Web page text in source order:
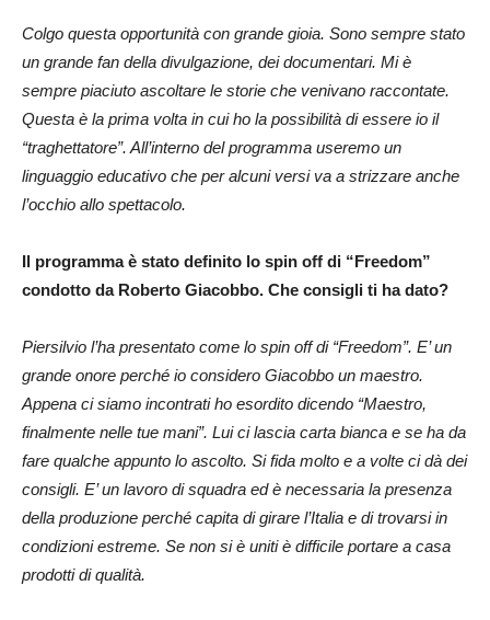
Colgo questa opportunità con grande gioia. Sono sempre stato
un grande fan della divulgazione, dei documentari. Mi è
sempre piaciuto ascoltare le storie che venivano raccontate.
Questa è la prima volta in cui ho la possibilità di essere io il
“traghettatore”. All’interno del programma useremo un
linguaggio educativo che per alcuni versi va a strizzare anche
l’occhio allo spettacolo.
Il programma è stato definito lo spin off di “Freedom”
condotto da Roberto Giacobbo. Che consigli ti ha dato?
Piersilvio l’ha presentato come lo spin off di “Freedom”. E’ un
grande onore perché io considero Giacobbo un maestro.
Appena ci siamo incontrati ho esordito dicendo “Maestro,
finalmente nelle tue mani”. Lui ci lascia carta bianca e se ha da
fare qualche appunto lo ascolto. Si fida molto e a volte ci dà dei
consigli. E’ un lavoro di squadra ed è necessaria la presenza
della produzione perché capita di girare l’Italia e di trovarsi in
condizioni estreme. Se non si è uniti è difficile portare a casa
prodotti di qualità.